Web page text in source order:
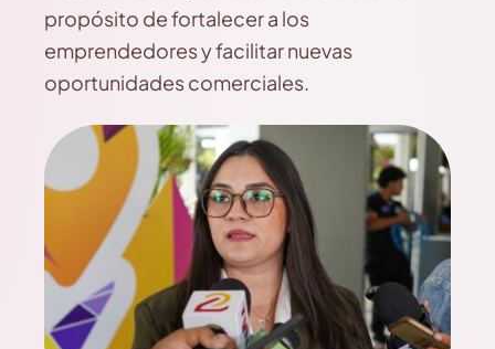
propósito de fortalecer a los
emprendedores y facilitar nuevas
oportunidades comerciales.